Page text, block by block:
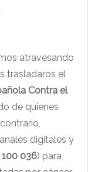
atravesando
trasladaros el
Contra el
de quienes
digitales y
036) para